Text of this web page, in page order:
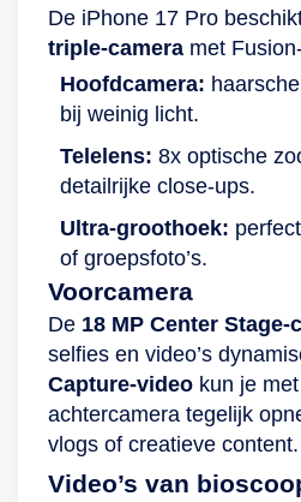
De iPhone 17 Pro
triple-camera met
Hoofdcamera:
bij weinig licht.
Telelens: 8x optische
detailrijke close-ups.
Ultra-groothoek:
of groepsfoto’s.
Voorcamera
De 18 MP Center Stage-
selfies en video’s
Capture-video kun je
achtercamera tegelijk
vlogs of creatieve content.
Video’s van